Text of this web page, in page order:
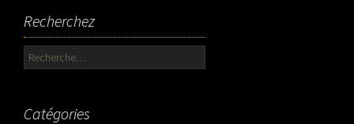
Recherchez
Rechercher :
Catégories